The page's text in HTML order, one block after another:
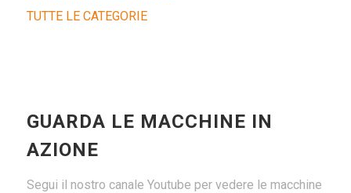
TUTTE LE CATEGORIE
GUARDA LE MACCHINE IN
AZIONE
Segui il nostro canale Youtube per vedere le macchine